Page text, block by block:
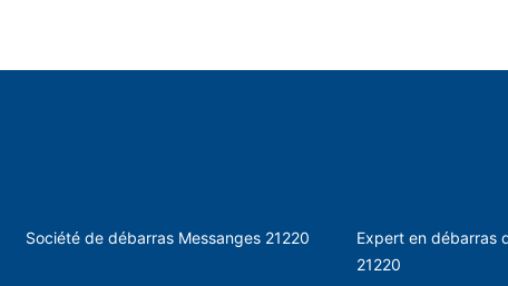
Société de débarras Messanges 21220
Expert en débarras
21220